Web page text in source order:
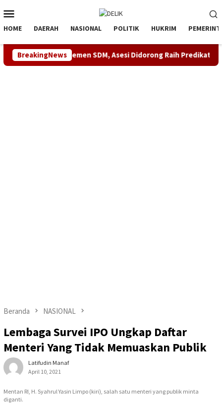
ke
kontenMobile
HOME DAERAH NASIONAL POLITIK HUKRIM
BreakingNews
Manajemen SDM, Asesi Didorong Raih Predikat Kompeten
Beranda NASIONAL
Lembaga Survei IPO Ungkap Daftar
Menteri Yang Tidak Memuaskan Publik
Latifudin Manaf
April 10, 2021
Mentan RI, H. Syahrul Yasin Limpo (kiri), salah satu menteri yang publik minta
diganti.